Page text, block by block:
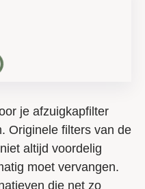
je afzuigkapfilter
Originele filters van de
altijd voordelig
moet vervangen.
die net zo